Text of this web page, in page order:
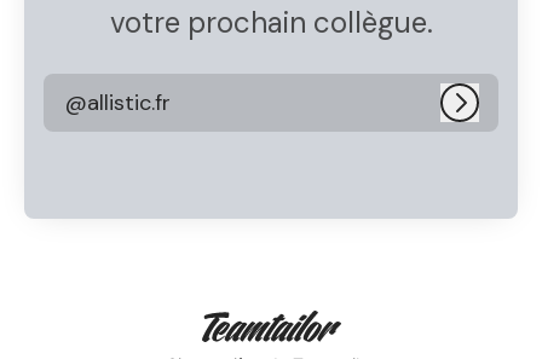
votre prochain collègue.
@allistic.fr